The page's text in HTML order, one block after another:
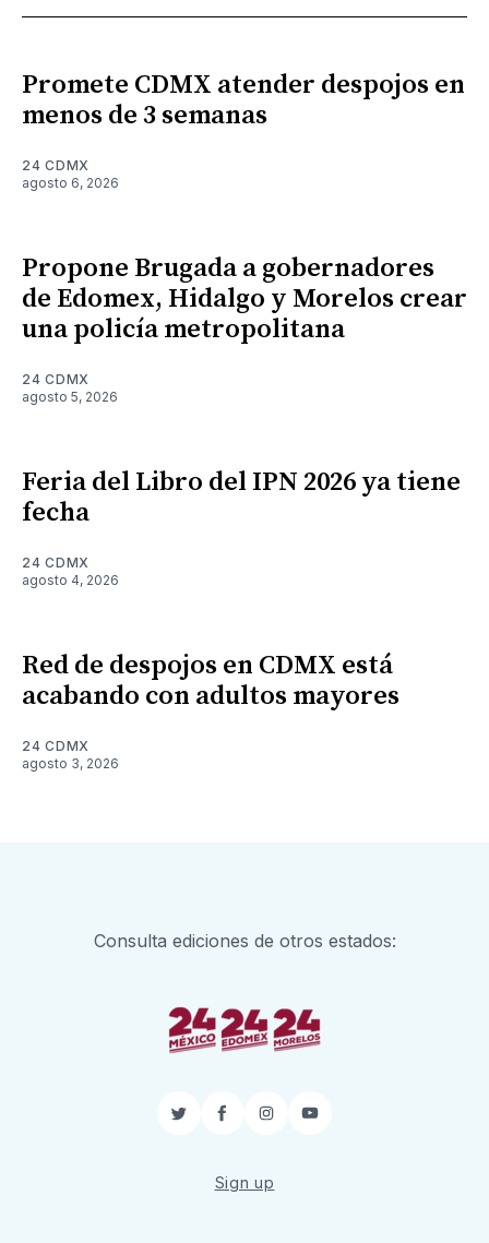
Promete CDMX atender despojos en
menos de 3 semanas
24 CDMX
agosto 6, 2026
Propone Brugada a gobernadores
de Edomex, Hidalgo y Morelos crear
una policía metropolitana
24 CDMX
agosto 5, 2026
Feria del Libro del IPN 2026 ya tiene
fecha
24 CDMX
agosto 4, 2026
Red de despojos en CDMX está
acabando con adultos mayores
24 CDMX
agosto 3, 2026
Consulta ediciones de otros estados:
TwitterFacebook
InstagramYouTube
Sign up